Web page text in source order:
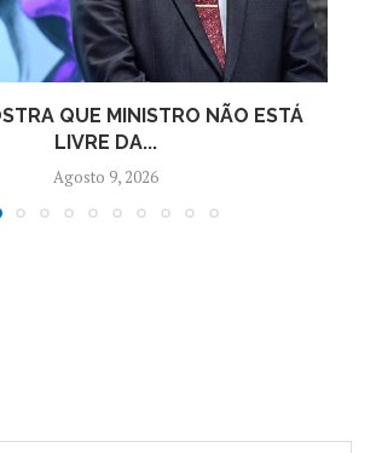
QUE MINISTRO NÃO ESTÁ
LIVRE DA...
Agosto 9, 2026